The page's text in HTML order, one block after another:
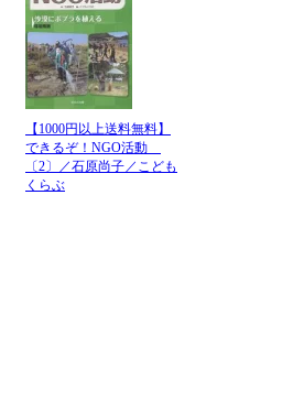
【1000円以上送料無料】
できるぞ！NGO活動
〔2〕／石原尚子／こども
くらぶ